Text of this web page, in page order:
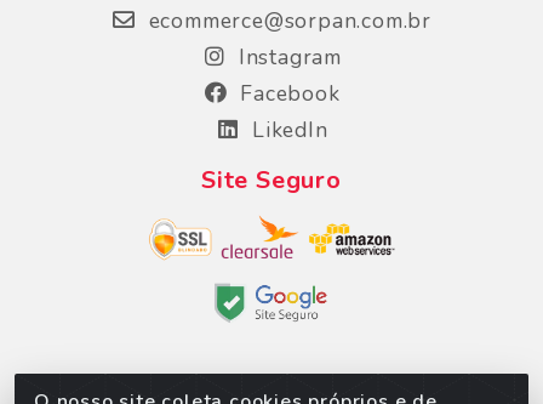
ecommerce@sorpan.com.br
Instagram
Facebook
LikedIn
Site Seguro